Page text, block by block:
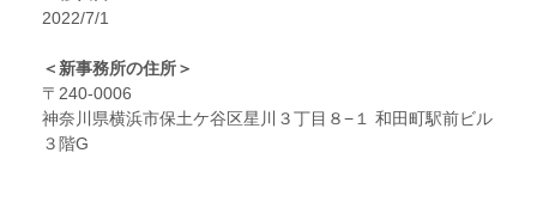
2022/7/1
＜新事務所の住所＞
〒240-0006
神奈川県横浜市保土ケ谷区星川３丁目８−１ 和田町駅前ビル
３階G